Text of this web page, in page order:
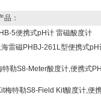
：
5便携式pH计 雷磁酸度计
雷磁PHBJ-261L型便携式pH
特勒S8-Meter酸度计,便携式
梅特勒S8-Field Kit酸度计,便